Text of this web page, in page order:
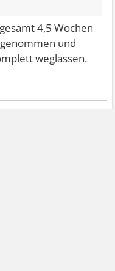
4,5 Wochen
und
weglassen.